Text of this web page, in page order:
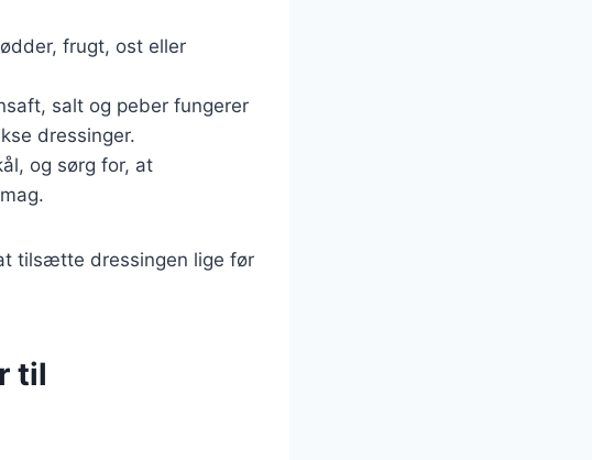
frugt, ost eller
salt og peber fungerer
dressinger.
og sørg for, at
tilsætte dressingen lige før
til